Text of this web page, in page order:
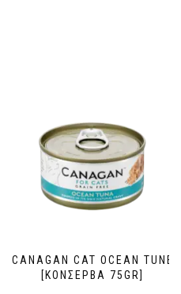
CANAGAN CAT OCEAN TUNE
[ΚΟΝΣΕΡΒΑ 75GR]